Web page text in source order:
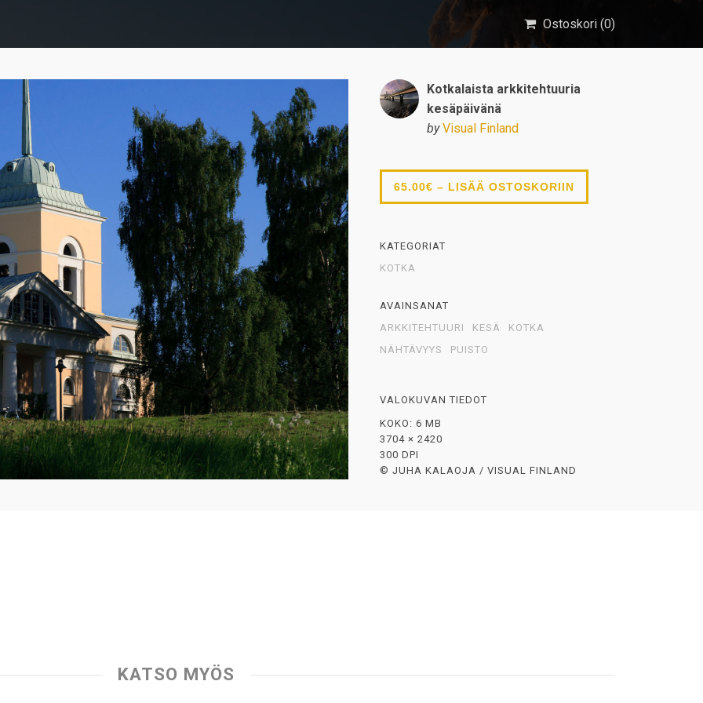
Ostoskori (0)
Kotkalaista arkkitehtuuria
kesäpäivänä
by Visual Finland
65.00€ – LISÄÄ OSTOSKORIIN
KATEGORIAT
KOTKA
AVAINSANAT
ARKKITEHTUURI
KESÄ
KOTKA
NÄHTÄVYYS
PUISTO
VALOKUVAN TIEDOT
KOKO: 6 MB
3704 × 2420
300 DPI
© JUHA KALAOJA / VISUAL FINLAND
KATSO MYÖS